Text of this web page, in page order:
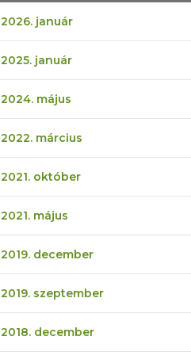
2026. január
2025. január
2024. május
2022. március
2021. október
2021. május
2019. december
2019. szeptember
2018. december